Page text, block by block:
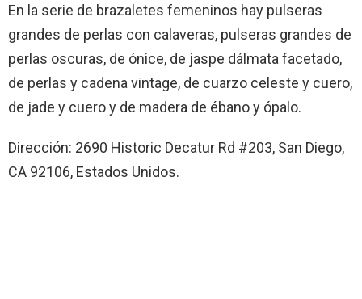
En la serie de brazaletes femeninos hay pulseras
grandes de perlas con calaveras, pulseras grandes de
perlas oscuras, de ónice, de jaspe dálmata facetado,
de perlas y cadena vintage, de cuarzo celeste y cuero,
de jade y cuero y de madera de ébano y ópalo.
Dirección: 2690 Historic Decatur Rd #203, San Diego,
CA 92106, Estados Unidos.